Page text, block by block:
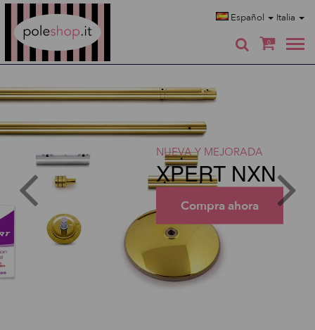
Español Italia
0
NUEVA Y MEJORADA
XPERT NXN
Compra ahora